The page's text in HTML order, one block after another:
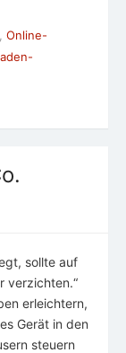
, Online-
sollte auf
verzichten.“
erleichtern,
Gerät in den
steuern